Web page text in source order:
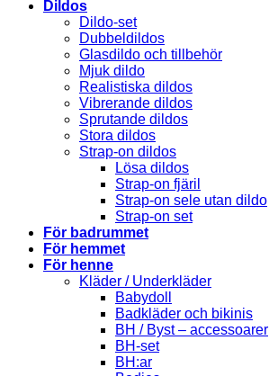
Dildos
Dildo-set
Dubbeldildos
Glasdildo och tillbehör
Mjuk dildo
Realistiska dildos
Vibrerande dildos
Sprutande dildos
Stora dildos
Strap-on dildos
Lösa dildos
Strap-on fjäril
Strap-on sele utan dildo
Strap-on set
För badrummet
För hemmet
För henne
Kläder / Underkläder
Babydoll
Badkläder och bikinis
BH / Byst – accessoarer
BH-set
BH:ar